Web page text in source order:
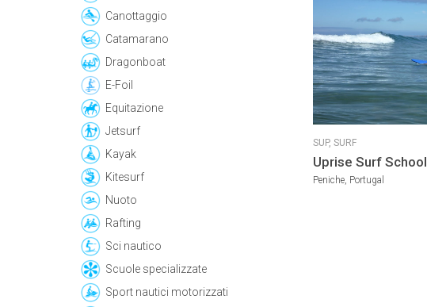
Canottaggio
Catamarano
Dragonboat
E-Foil
Equitazione
Jetsurf
Kayak
Kitesurf
Nuoto
Rafting
Sci nautico
Scuole specializzate
Sport nautici motorizzati
SUP, SURF
Uprise Surf School
Peniche, Portugal